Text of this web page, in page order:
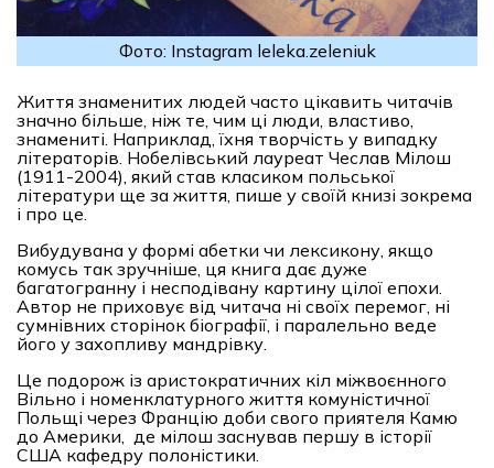
Фото: Instagram leleka.zeleniuk
Життя знаменитих людей часто цікавить читачів
значно більше, ніж те, чим ці люди, властиво,
знамениті. Наприклад, їхня творчість у випадку
літераторів. Нобелівський лауреат Чеслав Мілош
(1911-2004), який став класиком польської
літератури ще за життя, пише у своїй книзі зокрема
і про це.
Вибудувана у формі абетки чи лексикону, якщо
комусь так зручніше, ця книга дає дуже
багатогранну і несподівану картину цілої епохи.
Автор не приховує від читача ні своїх перемог, ні
сумнівних сторінок біографії, і паралельно веде
його у захопливу мандрівку.
Це подорож із аристократичних кіл міжвоєнного
Вільно і номенклатурного життя комуністичної
Польщі через Францію доби свого приятеля Камю
до Америки, де мілош заснував першу в історії
США кафедру полоністики.